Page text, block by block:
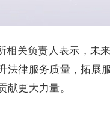
相关负责人表示，未
法律服务质量，拓展
献更大力量。